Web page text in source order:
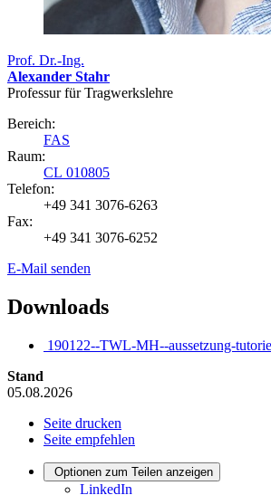
Prof. Dr.-Ing.
Alexander Stahr
Professur für Tragwerkslehre
Bereich:
FAS
Raum:
CL 010805
Telefon:
+49 341 3076-6263
Fax:
+49 341 3076-6252
E-Mail senden
Downloads
190122--TWL-MH--aussetzung-
Stand
05.08.2026
Seite drucken
Seite empfehlen
Optionen zum Teilen anzeigen
LinkedIn